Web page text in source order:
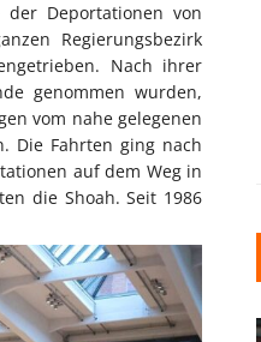
Deportationen von
Regierungsbezirk
Nach ihrer
genommen wurden,
vom nahe gelegenen
Die Fahrten ging nach
auf dem Weg in
die Shoah. Seit 1986